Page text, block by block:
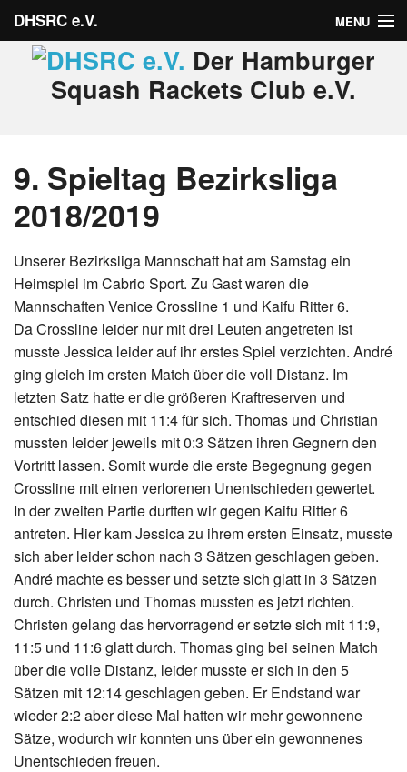
DHSRC e.V. MENU
Verein
Neuigkeiten
Turniere
Jugend
Sponsoren
Der Hamburger
Squash Rackets Club e.V.
9. Spieltag Bezirksliga
2018/2019
Unserer Bezirksliga Mannschaft hat am Samstag ein
Heimspiel im Cabrio Sport. Zu Gast waren die
Mannschaften Venice Crossline 1 und Kaifu Ritter 6.
Da Crossline leider nur mit drei Leuten angetreten ist
musste Jessica leider auf ihr erstes Spiel verzichten. André
ging gleich im ersten Match über die voll Distanz. Im
letzten Satz hatte er die größeren Kraftreserven und
entschied diesen mit 11:4 für sich. Thomas und Christian
mussten leider jeweils mit 0:3 Sätzen ihren Gegnern den
Vortritt lassen. Somit wurde die erste Begegnung gegen
Crossline mit einen verlorenen Unentschieden gewertet.
In der zweiten Partie durften wir gegen Kaifu Ritter 6
antreten. Hier kam Jessica zu ihrem ersten Einsatz, musste
sich aber leider schon nach 3 Sätzen geschlagen geben.
André machte es besser und setzte sich glatt in 3 Sätzen
durch. Christen und Thomas mussten es jetzt richten.
Christen gelang das hervorragend er setzte sich mit 11:9,
11:5 und 11:6 glatt durch. Thomas ging bei seinen Match
über die volle Distanz, leider musste er sich in den 5
Sätzen mit 12:14 geschlagen geben. Er Endstand war
wieder 2:2 aber diese Mal hatten wir mehr gewonnene
Sätze, wodurch wir konnten uns über ein gewonnenes
Unentschieden freuen.